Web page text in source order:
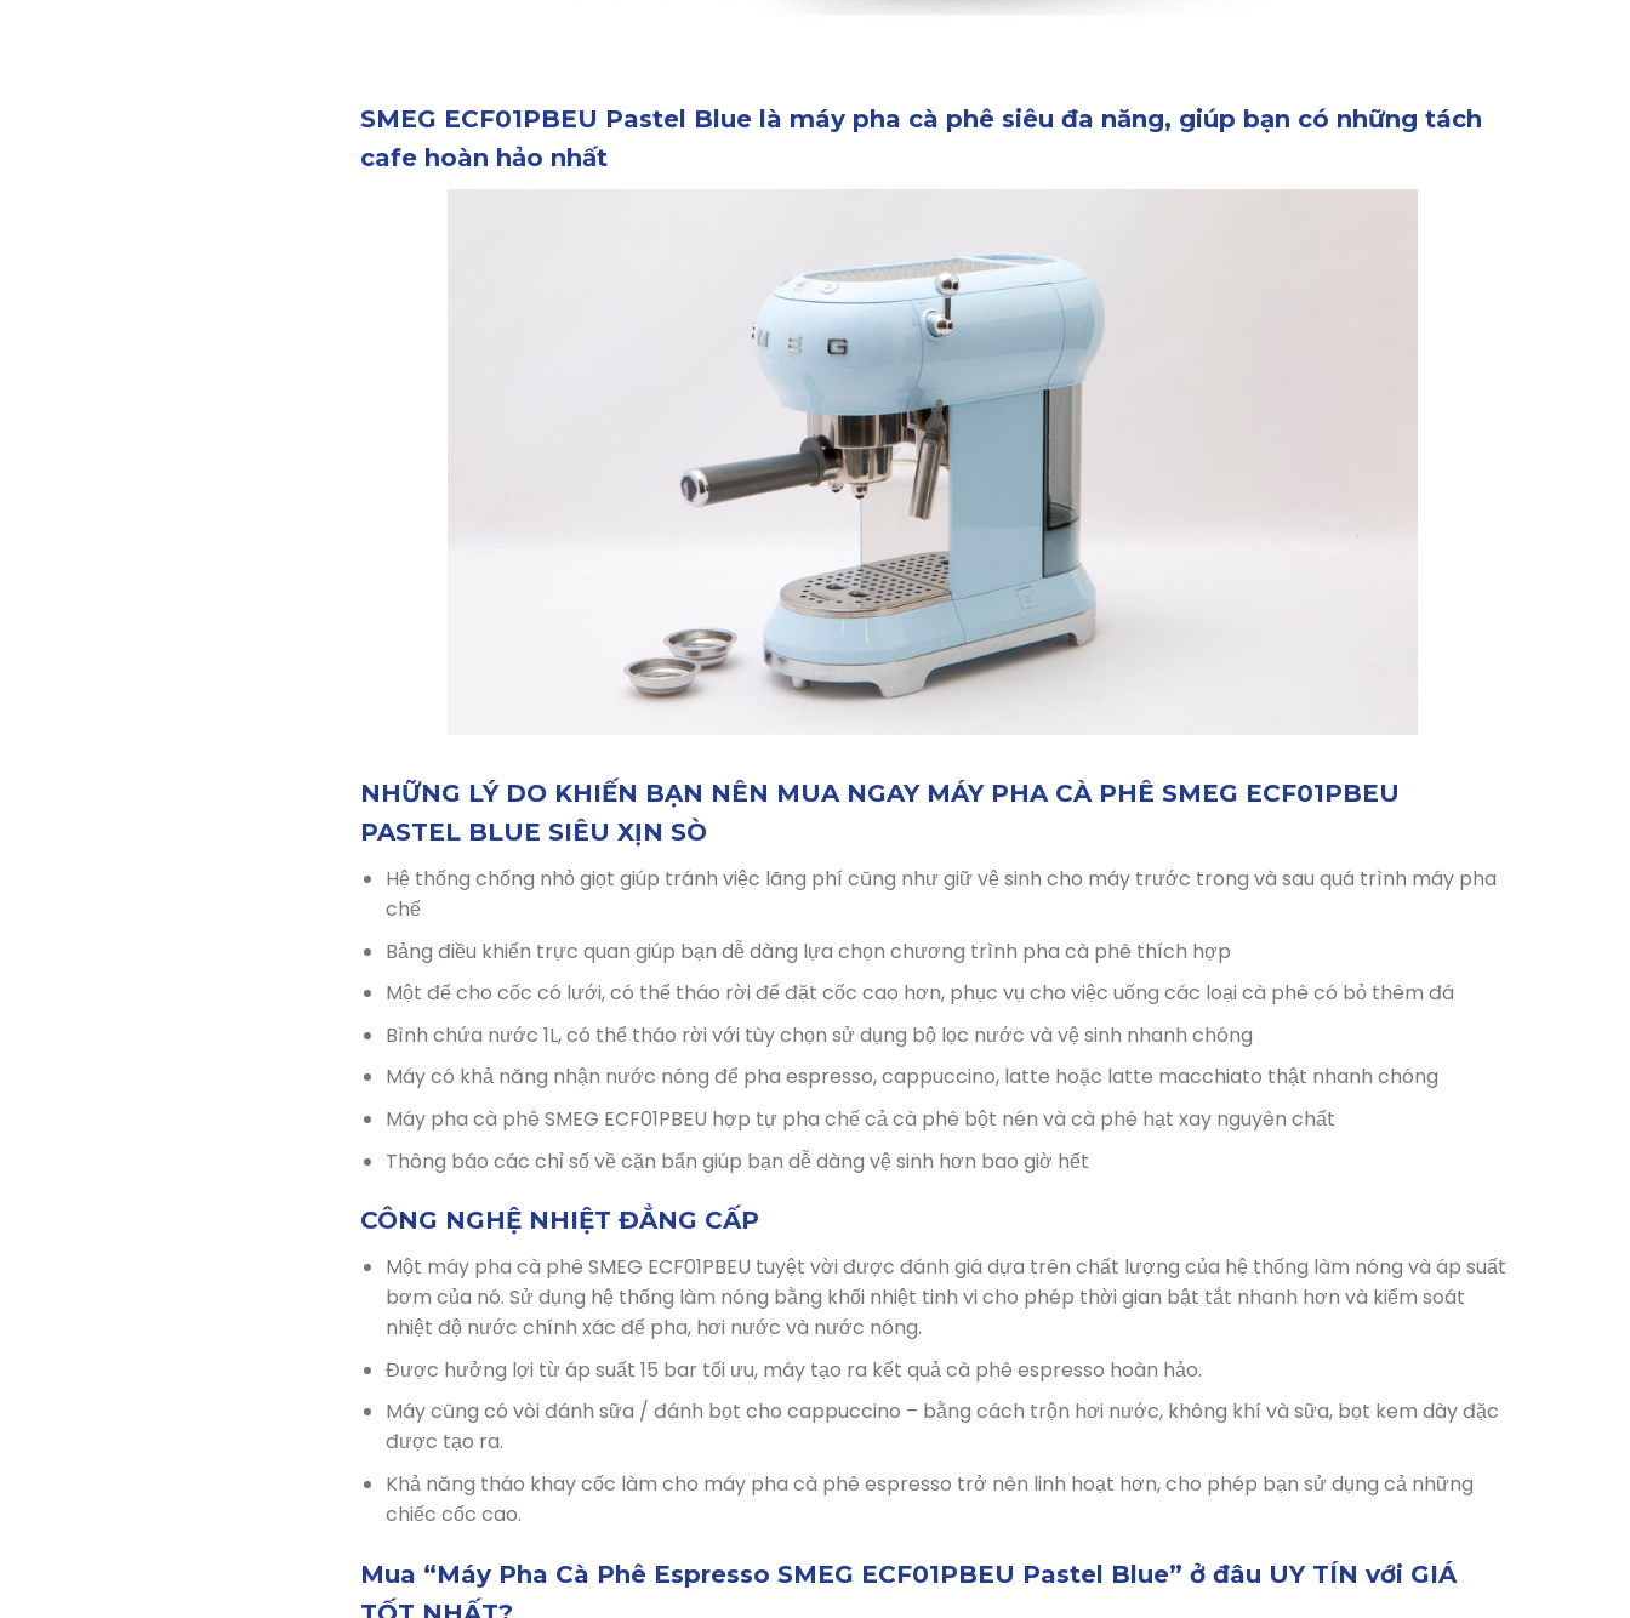
SMEG ECF01PBEU Pastel Blue là máy pha cà phê siêu đa năng, giúp bạn có những tách
cafe hoàn hảo nhất
NHỮNG LÝ DO KHIẾN BẠN NÊN MUA NGAY MÁY PHA CÀ PHÊ SMEG ECF01PBEU
PASTEL BLUE SIÊU XỊN SÒ
Hệ thống chống nhỏ giọt giúp tránh việc lãng phí cũng như giữ vệ sinh cho máy trước trong và sau quá trình máy pha
chế
Bảng điều khiển trực quan giúp bạn dễ dàng lựa chọn chương trình pha cà phê thích hợp
Một đế cho cốc có lưới, có thể tháo rời để đặt cốc cao hơn, phục vụ cho việc uống các loại cà phê có bỏ thêm đá
Bình chứa nước 1L, có thể tháo rời với tùy chọn sử dụng bộ lọc nước và vệ sinh nhanh chóng
Máy có khả năng nhận nước nóng để pha espresso, cappuccino, latte hoặc latte macchiato thật nhanh chóng
Máy pha cà phê SMEG ECF01PBEU hợp tự pha chế cả cà phê bột nén và cà phê hạt xay nguyên chất
Thông báo các chỉ số về cặn bẩn giúp bạn dễ dàng vệ sinh hơn bao giờ hết
CÔNG NGHỆ NHIỆT ĐẲNG CẤP
Một máy pha cà phê SMEG ECF01PBEU tuyệt vời được đánh giá dựa trên chất lượng của hệ thống làm nóng và áp suất
bơm của nó. Sử dụng hệ thống làm nóng bằng khối nhiệt tinh vi cho phép thời gian bật tắt nhanh hơn và kiểm soát
nhiệt độ nước chính xác để pha, hơi nước và nước nóng.
Được hưởng lợi từ áp suất 15 bar tối ưu, máy tạo ra kết quả cà phê espresso hoàn hảo.
Máy cũng có vòi đánh sữa / đánh bọt cho cappuccino – bằng cách trộn hơi nước, không khí và sữa, bọt kem dày đặc
được tạo ra.
Khả năng tháo khay cốc làm cho máy pha cà phê espresso trở nên linh hoạt hơn, cho phép bạn sử dụng cả những
chiếc cốc cao.
Mua “Máy Pha Cà Phê Espresso SMEG ECF01PBEU Pastel Blue” ở đâu UY TÍN với GIÁ